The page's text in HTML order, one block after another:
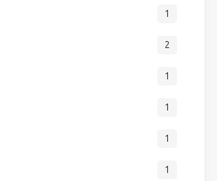
1
2
1
1
1
1